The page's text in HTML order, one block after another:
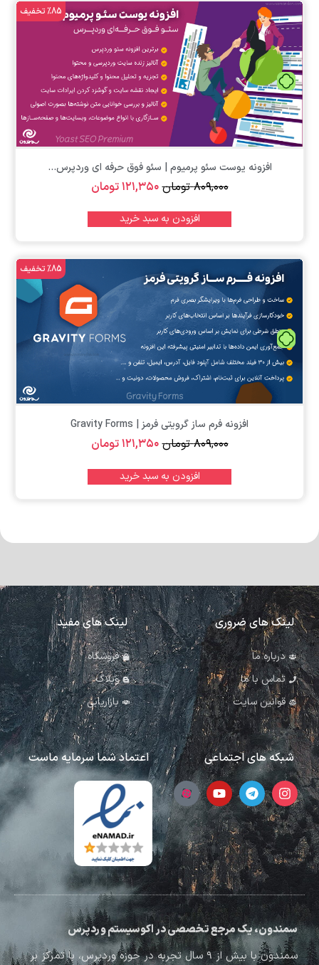
تومان
%85 تخفیف
افزونه یوست سئو پرمیوم | سئو فوق حرفه ای وردپرس...
۸۰۹,۰۰۰ تومان۱۲۱,۳۵۰تومان
افزودن به سبد خرید
تومان
%85 تخفیف
افزونه فرم ساز گرویتی فرمز | Gravity Forms
۸۰۹,۰۰۰ تومان۱۲۱,۳۵۰تومان
افزودن به سبد خرید
لینک های ضروری
درباره ما
تماس با ما
قوانین سایت
لینک های مفید
فروشگاه
وبلاگ
بازاریابی
شبکه های اجتماعی اعتماد شما سرمایه ماست
سمندون، یک مرجع تخصصی در اکوسیستم وردپرس
سمندون با بیش از ۹ سال تجربه در حوزه وردپرس، با تمرکز بر